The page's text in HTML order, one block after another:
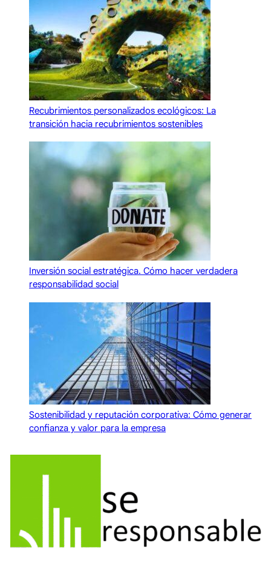
Recubrimientos personalizados ecológicos: La
transición hacia recubrimientos sostenibles
Inversión social estratégica. Cómo hacer verdadera
responsabilidad social
Sostenibilidad y reputación corporativa: Cómo generar
confianza y valor para la empresa